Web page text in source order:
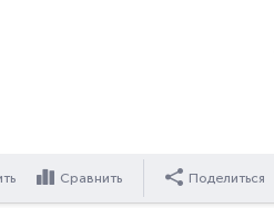
Сравнить Поделиться